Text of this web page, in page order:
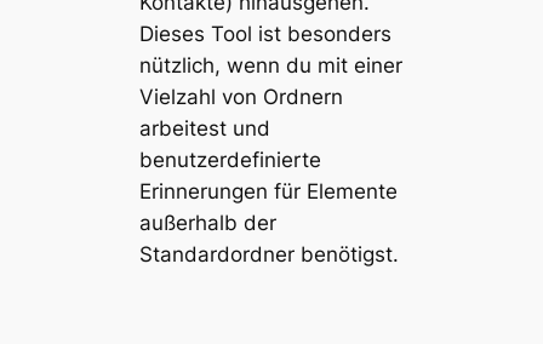
Dieses Tool ist besonders
nützlich, wenn du mit einer
Vielzahl von Ordnern
arbeitest und
benutzerdefinierte
Erinnerungen für Elemente
außerhalb der
Standardordner benötigst.